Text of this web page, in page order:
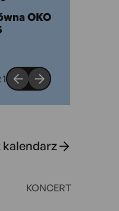
OKO
1
kalendarz
KONCERT